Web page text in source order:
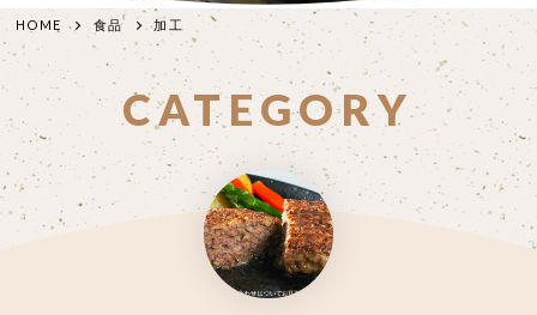
HOME 食品 加工
CATEGORY